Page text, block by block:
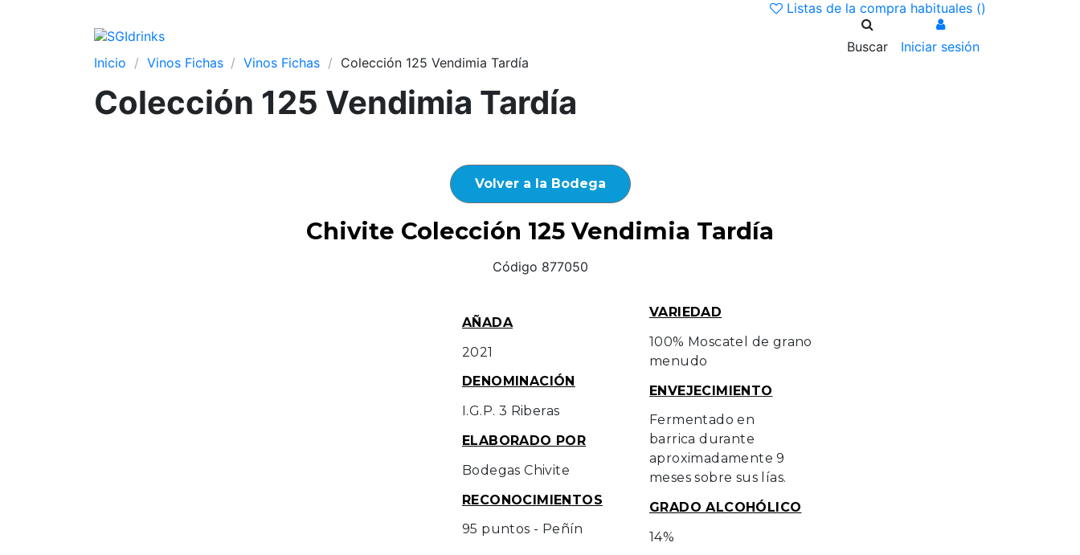
Listas de la compra habituales ()
Buscar
Iniciar sesión
Inicio
Vinos Fichas Vinos Fichas Colección 125 Vendimia Tardía
Colección 125 Vendimia Tardía
Volver a la Bodega
Chivite Colección 125 Vendimia Tardía
Código 877050
AÑADA
2021
DENOMINACIÓN
I.G.P. 3 Riberas
ELABORADO POR
Bodegas Chivite
RECONOCIMIENTOS
95 puntos - Peñín
VARIEDAD
100% Moscatel de grano
menudo
ENVEJECIMIENTO
Fermentado en
barrica durante
aproximadamente 9
meses sobre sus lías.
GRADO ALCOHÓLICO
14%